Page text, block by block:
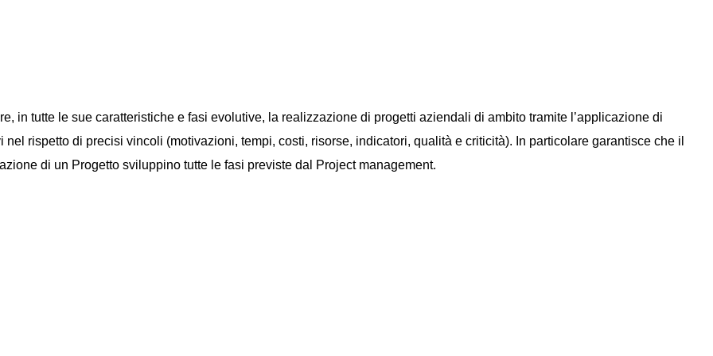
in tutte le sue caratteristiche e fasi evolutive, la realizzazione di progetti aziendali di ambito tramite l’applicazione di
rispetto di precisi vincoli (motivazioni, tempi, costi, risorse, indicatori, qualità e criticità). In particolare garantisce che il
di un Progetto sviluppino tutte le fasi previste dal Project management.